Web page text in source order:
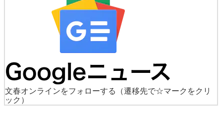
文春オンラインをフォローする
（遷移先で☆マークをクリ
ック）